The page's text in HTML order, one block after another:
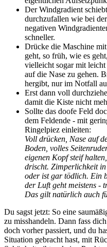
Der Windgradient
durchzufallen wie bei
negativen
schneller.
Drücke die Maschine
geht, so früh, wie es
vielleicht sogar mit
auf die Nase zu gehen.
hergibt, nur im Notfall
Erst dann voll
damit die Kiste nicht
Sollte das doofe Feld
dem Feldende - mit
Ringelpiez einleiten:
Voll drücken, Nase auf
Boden, volles
eigenen Kopf steif
drischt. Zimperlichkeit in
oder ist gar tödlich. Ein
der Luft geht meistens -
Das gilt natürlich auch
Du sagst jetzt: So eine
zu misshandeln. Dann fass
doch vorher passiert, und du
Situation gebracht hast, mit